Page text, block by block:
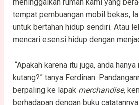
meninggalkan rumah kami yang
tempat pembuangan mobil bekas,
untuk bertahan hidup sendiri. Atau
mencari esensi hidup dengan
“Apakah karena itu juga, anda
kutang?” tanya Ferdinan.
berpaling ke lapak merchandise,
berhadapan dengan buku catatannya.